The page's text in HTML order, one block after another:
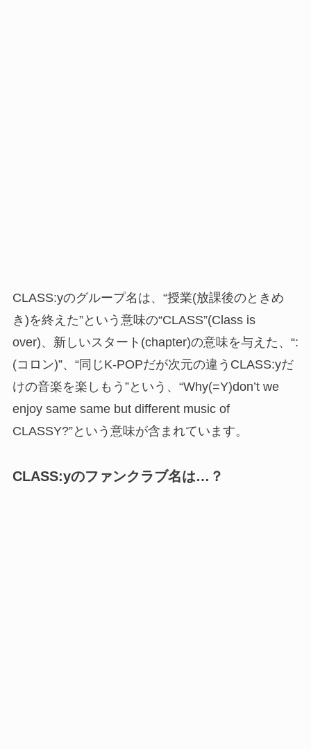
CLASS:yのグループ名は、“授業(放課後のときめ
き)を終えた”という意味の“CLASS”(Class is
over)、新しいスタート(chapter)の意味を与えた、“:
(コロン)”、“同じK-POPだが次元の違うCLASS:yだ
けの音楽を楽しもう”という、“Why(=Y)don’t we
enjoy same same but different music of
CLASSY?”という意味が含まれています。
CLASS:yのファンクラブ名は…？